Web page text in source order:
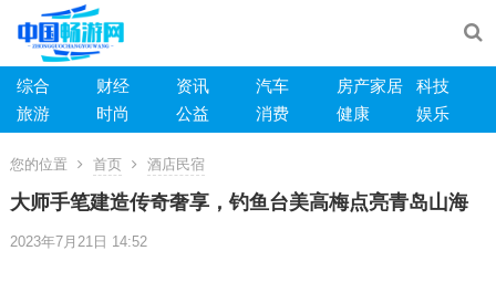
综合 财经 资讯 汽车 房产家居
科技
旅游
时尚 公益 消费 健康 娱乐
您的位置 首页 酒店民宿
大师手笔建造传奇奢享，钓鱼台美高梅点亮青岛山海
2023年7月21日 14:52